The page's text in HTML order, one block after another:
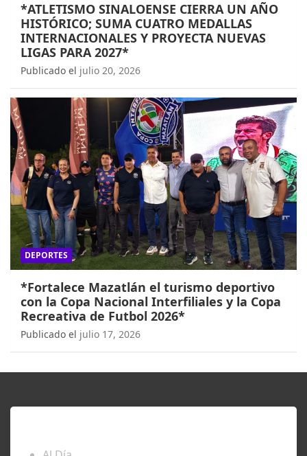
*ATLETISMO SINALOENSE CIERRA UN AÑO
HISTÓRICO; SUMA CUATRO MEDALLAS
INTERNACIONALES Y PROYECTA NUEVAS
LIGAS PARA 2027*
Publicado el julio 20, 2026
DEPORTES
*Fortalece Mazatlán el turismo deportivo
con la Copa Nacional Interfiliales y la Copa
Recreativa de Futbol 2026*
Publicado el julio 17, 2026